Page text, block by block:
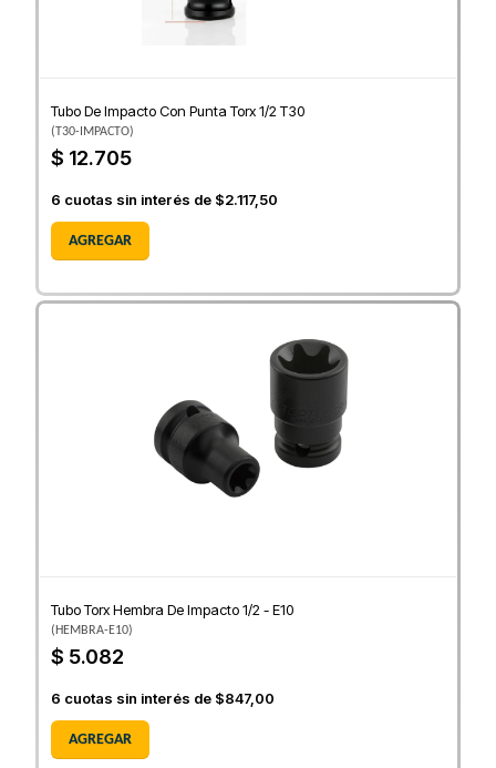
Tubo De Impacto Con Punta Torx 1/2 T30
( T30-IMPACTO)
$ 12.705
6 cuotas sin interés de $2.117,50
AGREGAR
Tubo Torx Hembra De Impacto 1/2 - E10
(HEMBRA-E10)
$ 5.082
6 cuotas sin interés de $847,00
AGREGAR